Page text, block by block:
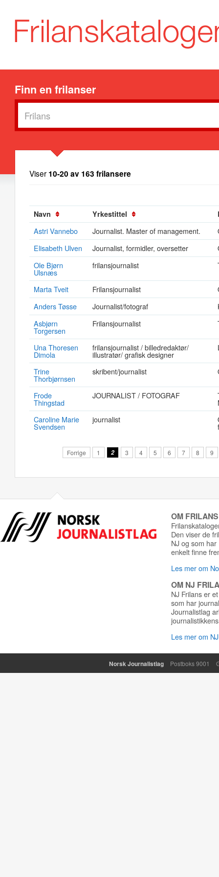
Finn en frilanser
Viser 10-20 av 163 frilansere
Navn Yrkestittel
Astri Vannebo Journalist. Master of management.
Elisabeth Ulven
Journalist, formidler, oversetter
Ole Bjørn
Ulsnæs
frilansjournalist
Marta Tveit Frilansjournalist
Anders Tøsse
Journalist/fotograf
Asbjørn
Torgersen
Frilansjournalist
Una Thoresen
Dimola
frilansjournalist / billedredaktør/
illustratør/ grafisk designer
Trine
Thorbjørnsen
skribent/journalist
Frode
Thingstad
JOURNALIST / FOTOGRAF
Caroline Marie
Svendsen
journalist
Forrige 1 2 3 4 5 6 7 8 9
OM
Den viser de
NJ og som
enkelt finne
Les mer om
OM NJ
NJ Frilans er
som har
Journalistlag
Les mer om
Norsk Journalistlag Postboks 9001